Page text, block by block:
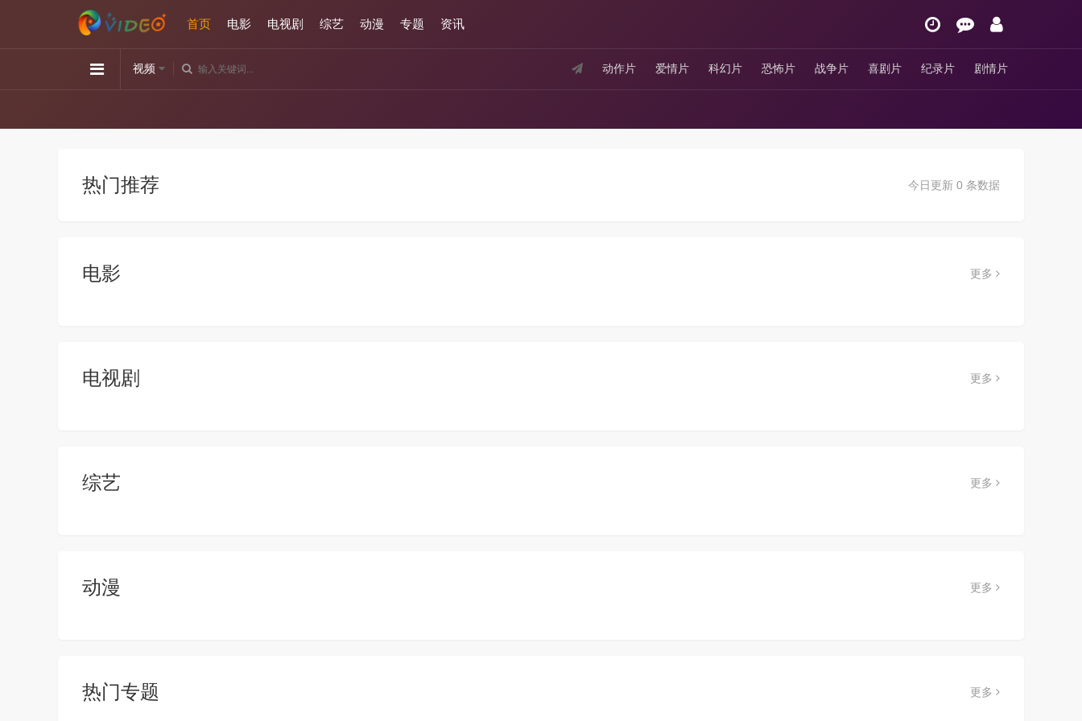
首页 电影 电视剧 综艺 动漫 专题 资讯
动作片 爱情片 科幻片 恐怖片 战争片 喜剧片 纪录片 剧情片
视频
今日更新 0 条数据
热门推荐
电影 更多
电视剧 更多
综艺 更多
动漫 更多
热门专题 更多